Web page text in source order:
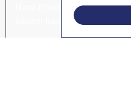
Hana nyang leubeh jroh nibak
takalon hasee akhe.